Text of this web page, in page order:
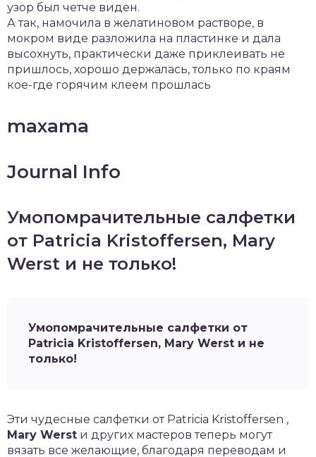
узор был четче виден.
А так, намочила в желатиновом растворе, в
мокром виде разложила на пластинке и дала
высохнуть, практически даже приклеивать не
пришлось, хорошо держалась, только по краям
кое-где горячим клеем прошлась
maxama
Journal Info
Умопомрачительные салфетки
от Patricia Kristoffersen, Mary
Werst и не только!
Умопомрачительные салфетки от
Patricia Kristoffersen, Mary Werst и не
только!
Эти чудесные салфетки от Patricia Kristoffersen ,
Mary Werst и других мастеров теперь могут
вязать все желающие, благодаря переводам и